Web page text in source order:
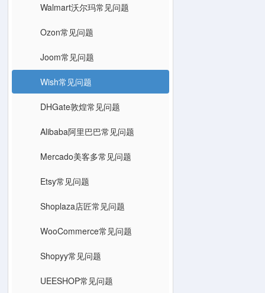
Walmart沃尔玛常见问题
Ozon常见问题
Joom常见问题
Wish常见问题
DHGate敦煌常见问题
Alibaba阿里巴巴常见问题
Mercado美客多常见问题
Etsy常见问题
Shoplaza店匠常见问题
WooCommerce常见问题
Shopyy常见问题
UEESHOP常见问题